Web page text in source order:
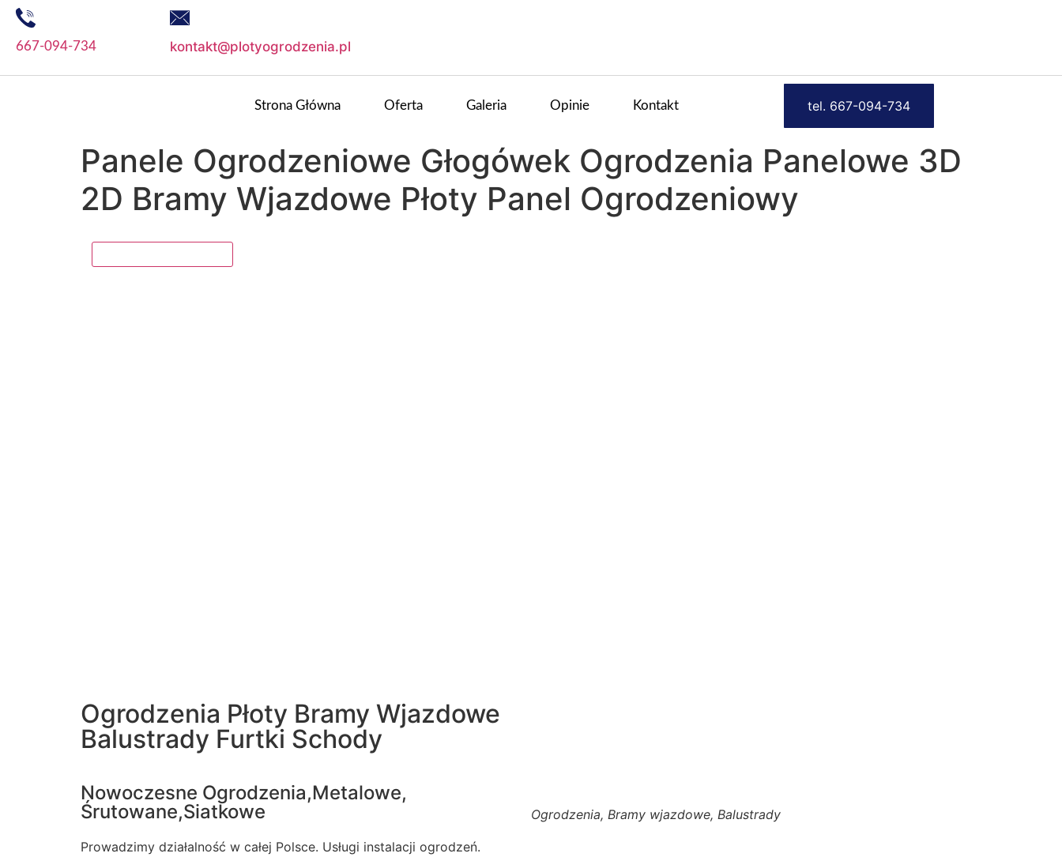
667-094-734 kontakt@plotyogrodzenia.pl
Strona Główna Oferta Galeria Opinie Kontakt tel. 667-094-734
Panele Ogrodzeniowe Głogówek Ogrodzenia Panelowe 3D
2D Bramy Wjazdowe Płoty Panel Ogrodzeniowy
Ogrodzenia Płoty Bramy Wjazdowe
Balustrady Furtki Schody
Nowoczesne Ogrodzenia,Metalowe,
Śrutowane,Siatkowe
Prowadzimy działalność w całej Polsce. Usługi instalacji ogrodzeń.
Ogrodzenia, Bramy wjazdowe, Balustrady